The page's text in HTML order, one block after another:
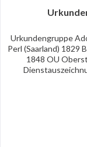
Urkundengruppe
Perl (Saarland) 1829
1848 OU